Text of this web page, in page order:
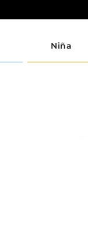
Niña